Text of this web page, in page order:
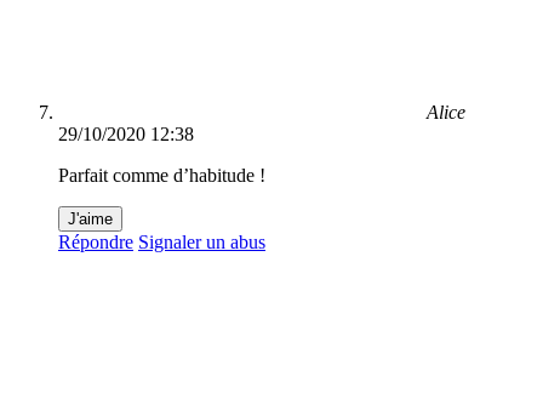
Alice
29/10/2020 12:38
Parfait comme d’habitude !
J'aime
Répondre Signaler un abus